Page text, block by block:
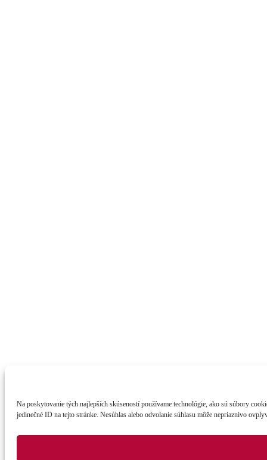
Na poskytovanie tých najlepších skúseností používame technológie, ako sú súbory
jedinečné ID na tejto stránke. Nesúhlas alebo odvolanie súhlasu môže nepriaznivo